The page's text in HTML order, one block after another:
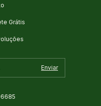
Grátis